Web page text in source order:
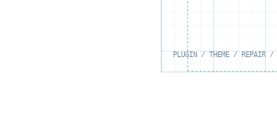
PLUGIN / THEME / REPAIR /